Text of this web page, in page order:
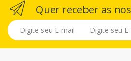
Quer receber as
E-mail